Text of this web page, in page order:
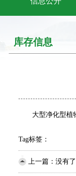
库存信息
大型净化型植物
Tag标签：
上一篇：没有了